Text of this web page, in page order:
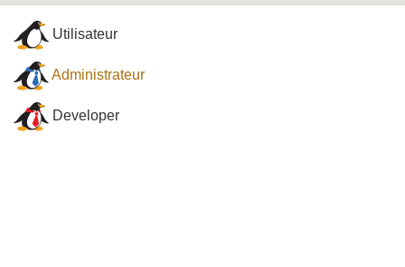
Utilisateur
Administrateur
Developer